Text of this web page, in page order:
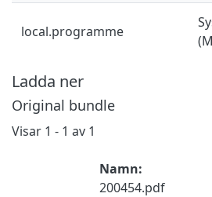
local.programme
Ladda ner
Original bundle
Visar 1 - 1 av 1
Namn:
200454.pdf